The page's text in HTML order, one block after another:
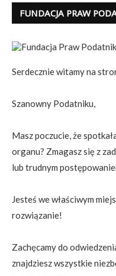
FUNDACJA PRAW
Serdecznie witamy na
Szanowny Podatniku,
Masz poczucie, że
organu? Zmagasz się z
lub trudnym
Jesteś we właściwym
rozwiązanie!
Zachęcamy do
znajdziesz wszystkie